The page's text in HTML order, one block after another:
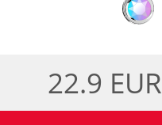
22.9 EUR